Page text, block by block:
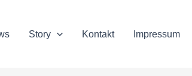
Story Kontakt Impressum